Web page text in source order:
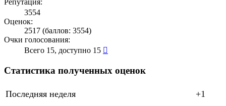
Репутация:
3554
Оценок:
2517 (баллов: 3554)
Очки голосования:
Всего 15, доступно 15
Статистика полученных оценок
Последняя неделя
+1